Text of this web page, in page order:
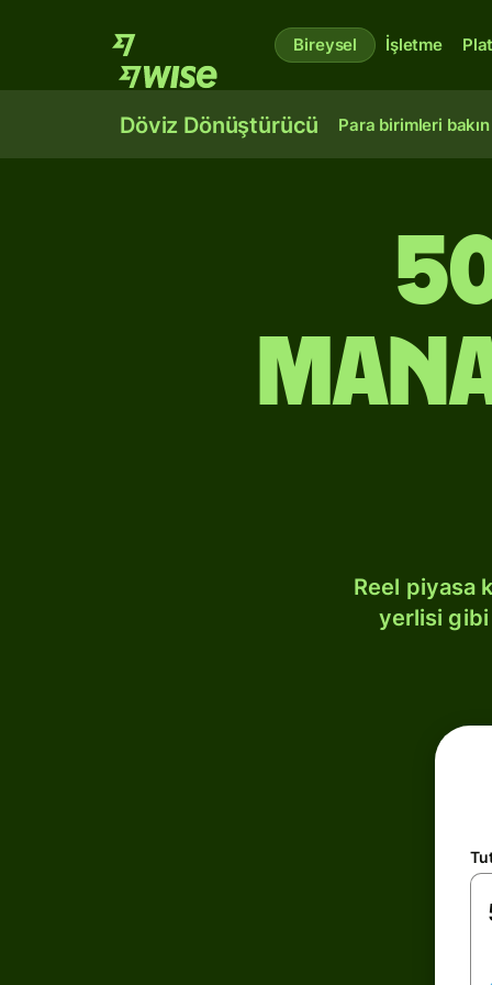
Bireysel İşletme
Döviz Dönüştürücü Para birimleri bakın
Reel piyasa
yerlisi gibi